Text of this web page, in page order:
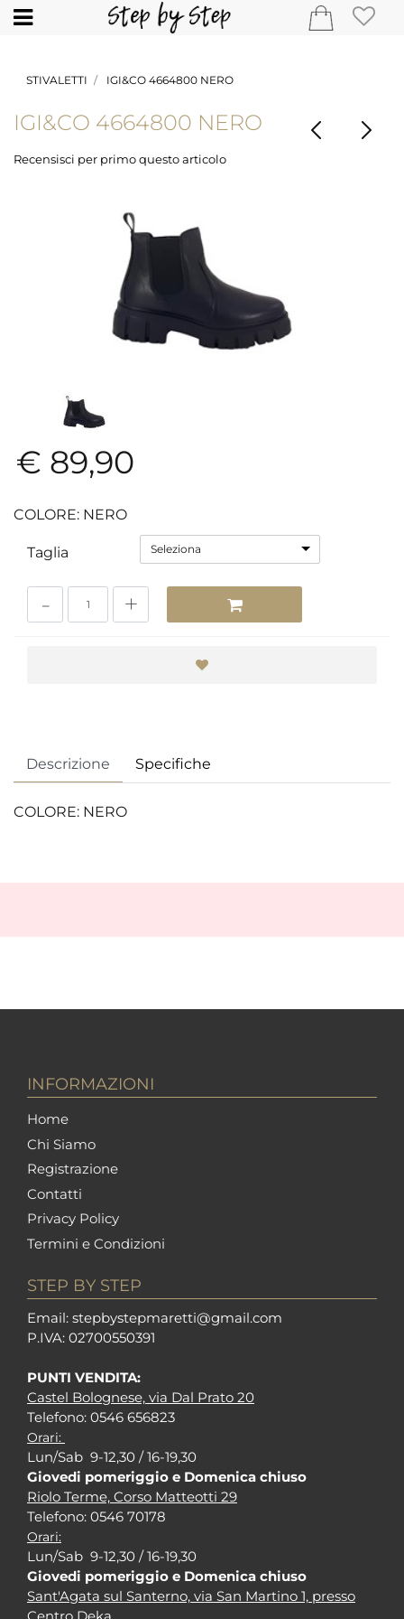
Open
STIVALETTI IGI&CO 4664800 NERO
IGI&CO 4664800 NERO
Recensisci per primo questo articolo
€ 89,90
COLORE: NERO
Taglia Seleziona
Descrizione Specifiche
COLORE: NERO
INFORMAZIONI
Home
Chi Siamo
Registrazione
Contatti
Privacy Policy
Termini e Condizioni
STEP BY STEP
Email: stepbystepmaretti@gmail.com
P.IVA: 02700550391
PUNTI VENDITA:
Castel Bolognese, via Dal Prato 20
Telefono: 0546 656823
Orari:
Lun/Sab 9-12,30 / 16-19,30
Giovedi pomeriggio e Domenica chiuso
Riolo Terme, Corso Matteotti 29
Telefono: 0546 70178
Orari:
Lun/Sab 9-12,30 / 16-19,30
Giovedi pomeriggio e Domenica chiuso
Sant'Agata sul Santerno, via San Martino 1, presso